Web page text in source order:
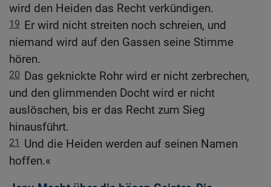
wird den Heiden das Recht verkündigen.
19 Er wird nicht streiten noch schreien, und
niemand wird auf den Gassen seine Stimme
hören.
20 Das geknickte Rohr wird er nicht zerbrechen,
und den glimmenden Docht wird er nicht
auslöschen, bis er das Recht zum Sieg
hinausführt.
21 Und die Heiden werden auf seinen Namen
hoffen.«